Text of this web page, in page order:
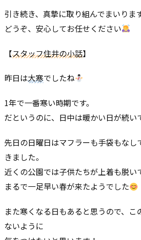
引き続き、真摯に取り組んでまいります
どうぞ、安心してお任せください
【スタッフ住井の小話】
昨日は大寒でしたね
1年で一番寒い時期です。
だというのに、日中は暖かい日が続い
先日の日曜日はマフラーも手袋もなし
きました。
近くの公園では子供たちが上着も脱い
まるで一足早い春が来たようでした
また寒くなる日もあると思うので、こ
ないように